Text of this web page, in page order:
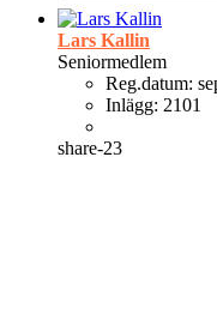
Lars Kallin
Seniormedlem
Reg.datum:
Inlägg: 2101
share-23